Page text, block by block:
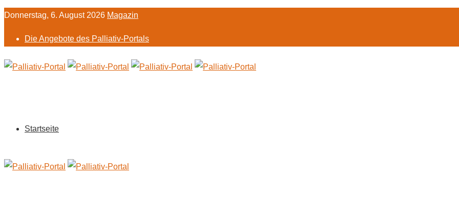
Donnerstag, 6. August 2026 Magazin
Die Angebote des Palliativ-Portals
Startseite